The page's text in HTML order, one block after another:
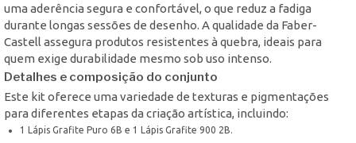
uma aderência segura e confortável, o que reduz a fadiga
durante longas sessões de desenho. A qualidade da Faber-
Castell assegura produtos resistentes à quebra, ideais para
quem exige durabilidade mesmo sob uso intenso.
Detalhes e composição do conjunto
Este kit oferece uma variedade de texturas e pigmentações
para diferentes etapas da criação artística, incluindo:
1 Lápis Grafite Puro 6B e 1 Lápis Grafite 900 2B.